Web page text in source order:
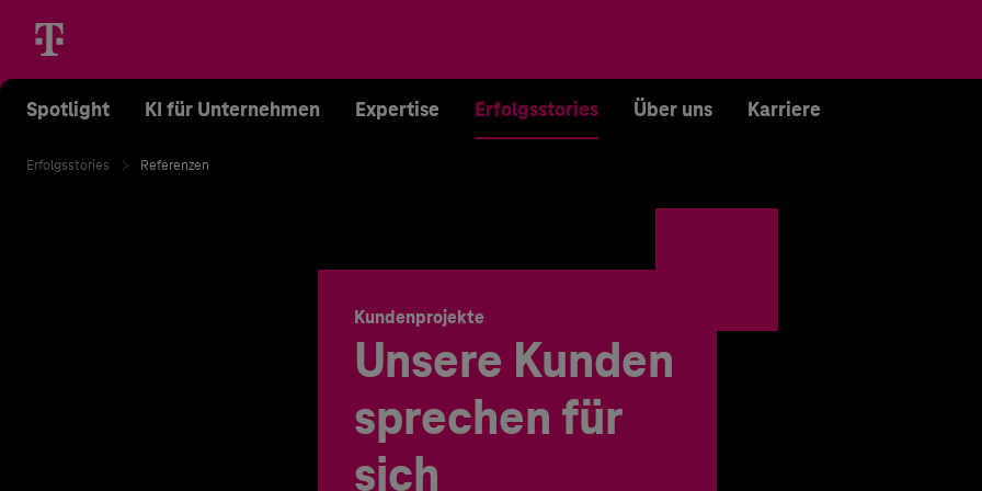
Spotlight KI für Unternehmen Expertise Erfolgsstories Über uns Karriere
Erfolgsstories Referenzen
Kundenprojekte
Unsere Kunden
sprechen für
sich